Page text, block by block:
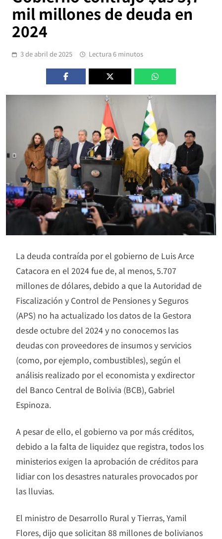
mil millones de deuda en
2024
3 de abril de 2025 Lectura 6 minutos
La deuda contraída por el gobierno de Luis Arce
Catacora en el 2024 fue de, al menos, 5.707
millones de dólares, debido a que la Autoridad de
Fiscalización y Control de Pensiones y Seguros
(APS) no ha actualizado los datos de la Gestora
desde octubre del 2024 y no conocemos las
deudas con proveedores de insumos y servicios
(como, por ejemplo, combustibles), según el
análisis realizado por el economista y exdirector
del Banco Central de Bolivia (BCB), Gabriel
Espinoza.
A pesar de ello, el gobierno va por más créditos,
debido a la falta de liquidez que registra, todos los
ministerios exigen la aprobación de créditos para
lidiar con los desastres naturales provocados por
las lluvias.
El ministro de Desarrollo Rural y Tierras, Yamil
Flores, dijo que solicitan 88 millones de bolivianos